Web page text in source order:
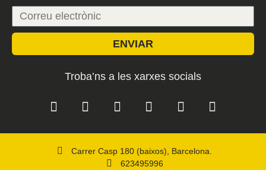
ENVIAR
Troba’ns a les xarxes socials
Carrer Casp 180 (baixos), Barcelona.
623495996